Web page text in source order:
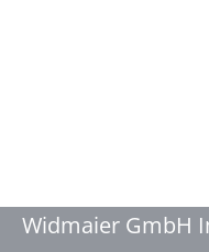
Widmaier GmbH